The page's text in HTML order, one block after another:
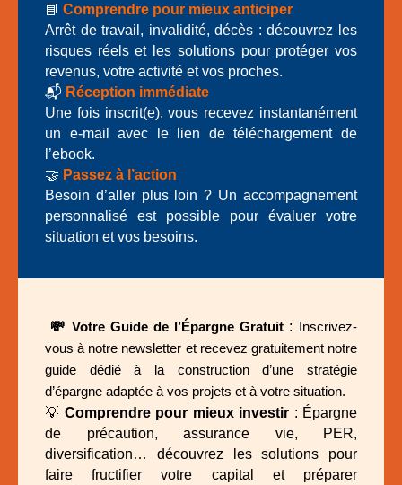
📘 Comprendre pour mieux anticiper
Arrêt de travail, invalidité, décès : découvrez les
risques réels et les solutions pour protéger vos
revenus, votre activité et vos proches.
📬 Réception immédiate
Une fois inscrit(e), vous recevez instantanément
un e-mail avec le lien de téléchargement de
l’ebook.
🤝 Passez à l’action
Besoin d’aller plus loin ? Un accompagnement
personnalisé est possible pour évaluer votre
situation et vos besoins.
💸 Votre Guide de l’Épargne Gratuit :
Inscrivez-
vous à notre newsletter et recevez gratuitement notre
guide dédié à la construction d’une stratégie
d’épargne adaptée à vos projets et à votre situation.
💡 Comprendre pour mieux investir : Épargne
de précaution, assurance vie, PER,
diversification… découvrez les solutions pour
faire fructifier votre capital et préparer